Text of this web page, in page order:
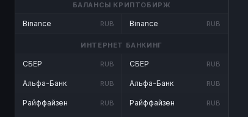
БАЛАНСЫ КРИПТОБИРЖ
Binance RUB Binance RUB
ИНТЕРНЕТ БАНКИНГ
СБЕР RUB
Альфа-Банк RUB
Райффайзен RUB
СБЕР RUB
Альфа-Банк RUB
Райффайзен RUB